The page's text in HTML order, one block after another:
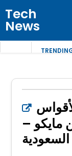
Tech
News
مايكو –
السعودية